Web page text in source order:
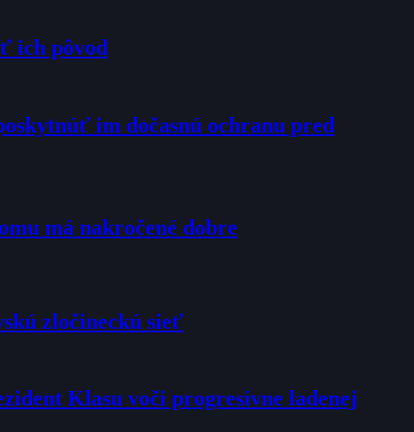
ich pôvod
im dočasnú ochranu pred
má nakročené dobre
zločineckú sieť
Klasu voči progresívne ladenej